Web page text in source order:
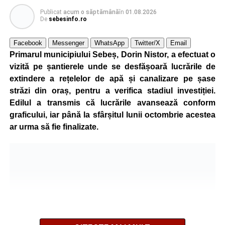
Reprezentanții Primăriei Sebeș precizează că măsura nu
va afecta siguranța traficului rutier și pietonal, iar
vizibilitatea pe străzile municipiului va fi menținută la un
nivel corespunzător.
Administrația locală subliniază că decizia are caracter
temporar și este adoptată în contextul actualei situații
energetice din România, în condițiile în care autoritățile
centrale au cerut instituțiilor publice să adopte măsuri
pentru reducerea cheltuielilor și a consumului de energie,
Lista străzilor pe care se aplică
Publicat acum o săptămânăîn 01.08.2026
De sebesinfo.ro
Facebook Messenger WhatsApp Twitter/X Email
Primarul municipiului Sebeș, Dorin Nistor, a efectuat o
vizită pe șantierele unde se desfășoară lucrările de
extindere a rețelelor de apă și canalizare pe șase
străzi din oraș, pentru a verifica stadiul investiției.
Edilul a transmis că lucrările avansează conform
graficului, iar până la sfârșitul lunii octombrie acestea
ar urma să fie finalizate.